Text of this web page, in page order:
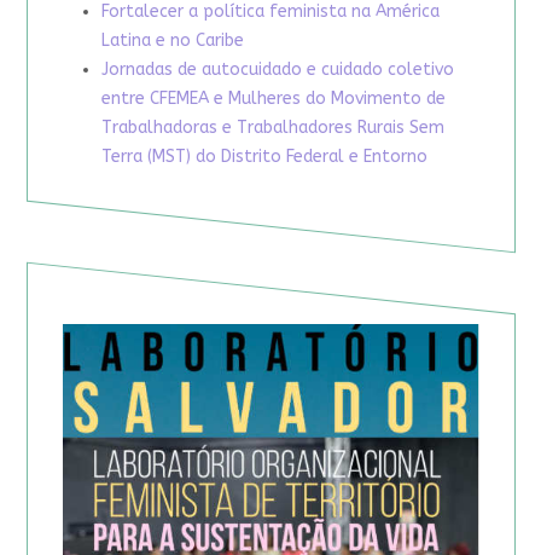
Fortalecer a política feminista na América
Latina e no Caribe
Jornadas de autocuidado e cuidado coletivo
entre CFEMEA e Mulheres do Movimento de
Trabalhadoras e Trabalhadores Rurais Sem
Terra (MST) do Distrito Federal e Entorno